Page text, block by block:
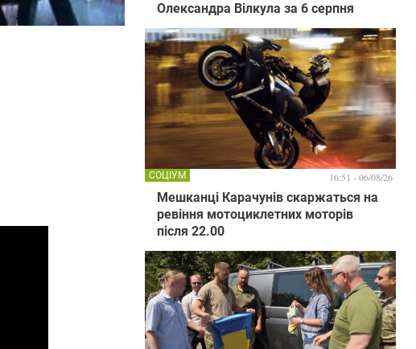
Олександра Вілкула за 6 серпня
Мешканці Карачунів скаржаться на
ревіння мотоциклетних моторів
після 22.00
СОЦІУМ 16:51 - 06/08/26